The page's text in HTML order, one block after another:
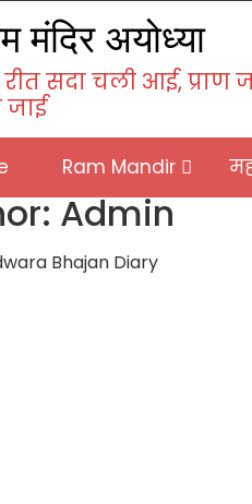
मंदिर अयोध्या
सदा चली आई, प्राण
Ram Mandir
Admin